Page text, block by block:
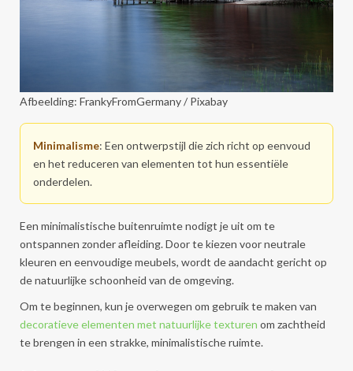
Afbeelding: FrankyFromGermany / Pixabay
Minimalisme: Een ontwerpstijl die zich richt op eenvoud
en het reduceren van elementen tot hun essentiële
onderdelen.
Een minimalistische buitenruimte nodigt je uit om te
ontspannen zonder afleiding. Door te kiezen voor neutrale
kleuren en eenvoudige meubels, wordt de aandacht gericht op
de natuurlijke schoonheid van de omgeving.
Om te beginnen, kun je overwegen om gebruik te maken van
decoratieve elementen met natuurlijke texturen om zachtheid
te brengen in een strakke, minimalistische ruimte.